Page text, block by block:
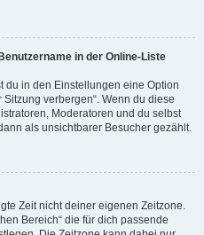
in der Online-Liste
du in den Einstellungen eine Option
verbergen“. Wenn du diese
Moderatoren und du selbst
als unsichtbarer Besucher gezählt.
Zeit nicht deiner eigenen Zeitzone.
Bereich“ die für dich passende